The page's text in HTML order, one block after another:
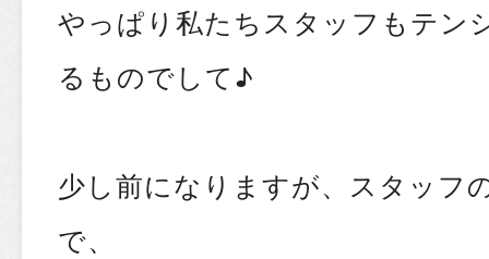
やっぱり私たちスタッフもテン
るものでして♪
少し前になりますが、スタッフ
で、